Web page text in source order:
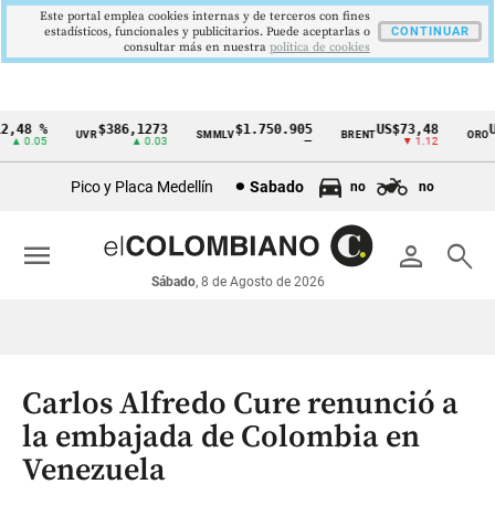
Cintillo
económicos
Colombia
%
0.05
UVR$386,1273
▲ 0.03
SMMLV$1.750.905 BRENTUS$73,48
▼ 1.12
ORO
Pico y Placa Medellín Sabado no no
person search
Sábado, 8 de Agosto de 2026
menu
Carlos Alfredo Cure renunció a
la embajada de Colombia en
Venezuela
Este portal emplea cookies internas y de terceros con fines
estadísticos, funcionales y publicitarios. Puede aceptarlas o
consultar más en nuestra politica de cookies
CONTINUAR